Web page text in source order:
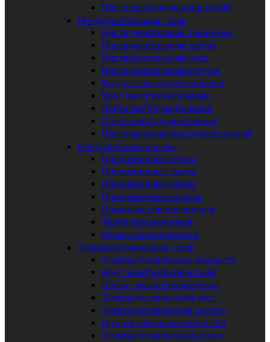
Шестигранник жаропрочный
Инструментальная сталь
Инструментальная проволока
Инструментальные трубы
Инструментальный лист
Инструментальный пруток
Квадрат инструментальный
Круг инструментальный
Лента инструментальная
Полоса инструментальная
Шестигранник инструментальный
Прецизионные сплавы
Прецизионные ленты
Прецизионные листы
Прецизионные плиты
Прецизионные полосы
Проволока прецизионная
Труба прецизионная
Фольга прецизионная
Электротехническая сталь
Электротехнические квадраты
Круг электротехнический
Лента электротехническая
Электротехнический лист
Электротехническая полоса
Пруток электротехнический
Электротехнический рулон